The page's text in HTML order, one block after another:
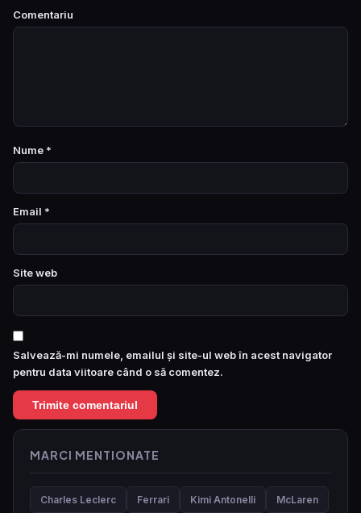
Comentariu
Nume *
Email *
Site web
Salvează-mi numele, emailul și site-ul web în acest navigator
pentru data viitoare când o să comentez.
MARCI MENTIONATE
Charles Leclerc Ferrari Kimi Antonelli McLaren